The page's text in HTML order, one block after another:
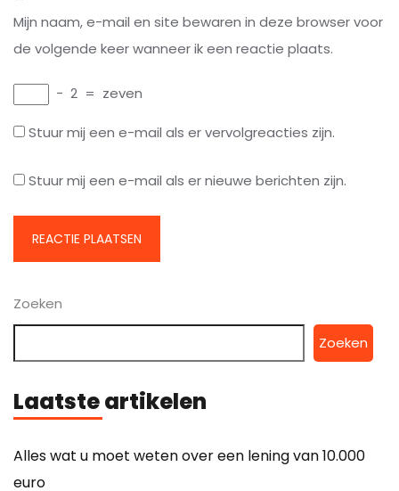
Mijn naam, e-mail en site bewaren in deze browser voor
de volgende keer wanneer ik een reactie plaats.
− 2 = zeven
Stuur mij een e-mail als er vervolgreacties zijn.
Stuur mij een e-mail als er nieuwe berichten zijn.
Zoeken
Zoeken
Laatste artikelen
Alles wat u moet weten over een lening van 10.000
euro